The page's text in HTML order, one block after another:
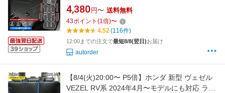
アマット ラゲッジマット 前期 後期 7人 8人 3D
マット ラゲッジ 荷室 カーゴ マット カーマット
防水 ズレ防止 ラバーマット TPE ゴムマット カ
スタム パーツ 車用
4,380 円〜 送料無料
43ポイント (1倍)〜
4.52(116件)
12:00までの注文で最短8/8(翌日)お届け
autorder
【8/4(火)20:00〜 P5倍】ホンダ 新型 ヴェゼル
VEZEL RV系 2024年4月〜モデルにも対応 ラゲ